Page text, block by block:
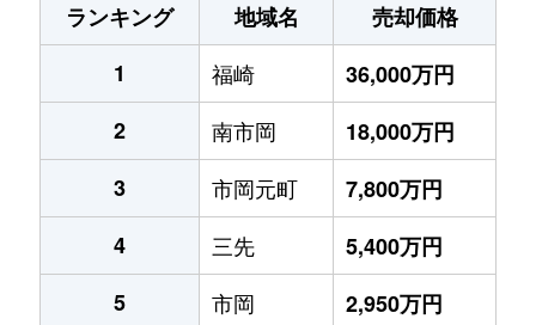
ランキング
地域名
売却価格
1
福崎
36,000万円
2
南市岡
18,000万円
3
市岡元町
7,800万円
4
三先
5,400万円
5
市岡
2,950万円